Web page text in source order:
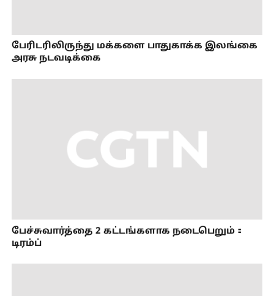
பேரிடரிலிருந்து மக்களை பாதுகாக்க இலங்கை
அரசு நடவடிக்கை
பேச்சுவார்த்தை 2 கட்டங்களாக நடைபெறும்：
டிரம்ப்